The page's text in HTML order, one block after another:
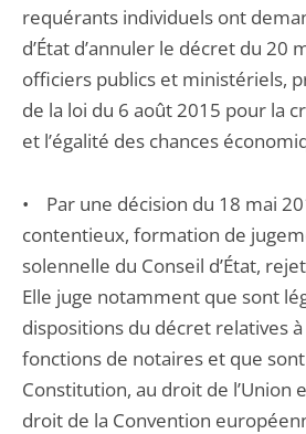
requérants individuels ont
d’État d’annuler le décret du 20
officiers publics et ministériels,
de la loi du 6 août 2015 pour la
et l’égalité des chances
• Par une décision du 18 mai
contentieux, formation de
solennelle du Conseil d’État,
Elle juge notamment que sont
dispositions du décret relatives à
fonctions de notaires et que
Constitution, au droit de l’Union
droit de la Convention